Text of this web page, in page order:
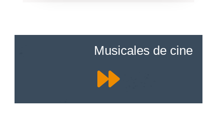
Musicales de cine